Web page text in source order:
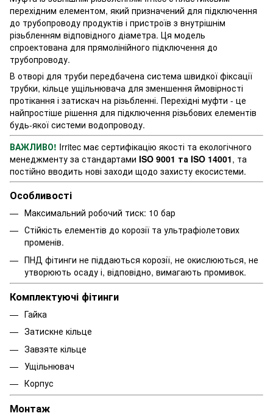
перехідним елементом, який призначений для підключення
до трубопроводу продуктів і пристроїв з внутрішнім
різьбленням відповідного діаметра. Ця модель
спроектована для прямолінійного підключення до
трубопроводу.
В отворі для труби передбачена система швидкої фіксації
трубки, кільце ущільнювача для зменшення ймовірності
протікання і затискач на різьбленні. Перехідні муфти - це
найпростіше рішення для підключення різьбових елементів
будь-якої системи водопроводу.
ВАЖЛИВО! Irritec має сертифікацію якості та екологічного
менеджменту за стандартами ISO 9001 та ISO 14001, та
постійно вводить нові заходи щодо захисту екосистеми.
Особливості
Максимальний робочий тиск: 10 бар
Стійкість елементів до корозії та ультрафіолетових
променів.
ПНД фітинги не піддаються корозії, не окислюються, не
утворюють осаду і, відповідно, вимагають промивок.
Комплектуючі фітинги
Гайка
Затискне кільце
Завзяте кільце
Ущільнювач
Корпус
Монтаж